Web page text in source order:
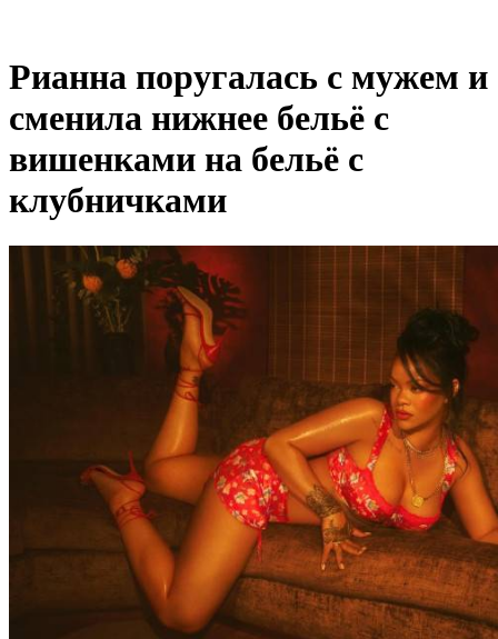
Рианна поругалась с мужем и
сменила нижнее бельё с
вишенками на бельё с
клубничками